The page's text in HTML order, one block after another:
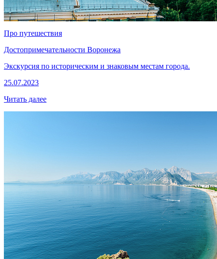
Про путешествия
Достопримечательности Воронежа
Экскурсия по историческим и знаковым местам города.
25.07.2023
Читать далее